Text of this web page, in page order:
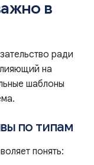
в
ради
на
шаблоны
по типам
понять: